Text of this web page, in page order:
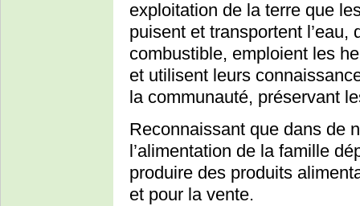
exploitation de la terre que
puisent et transportent
combustible, emploient les
et utilisent leurs
la communauté, préservant
Reconnaissant que dans de
l’alimentation de la famille
produire des produits
et pour la vente.